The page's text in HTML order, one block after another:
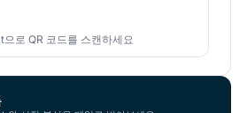
로 QR 코드를 스캔하세요